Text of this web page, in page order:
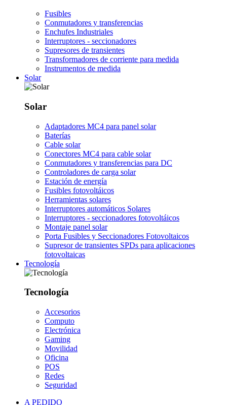
Fusibles
Conmutadores y transferencias
Enchufes Industriales
Interruptores - seccionadores
Supresores de transientes
Transformadores de corriente para medida
Instrumentos de medida
Solar
Solar
Adaptadores MC4 para panel solar
Baterías
Cable solar
Conectores MC4 para cable solar
Conmutadores y transferencias para DC
Controladores de carga solar
Estación de energía
Fusibles fotovoltáicos
Herramientas solares
Interruptores automáticos Solares
Interruptores - seccionadores fotovoltáicos
Montaje panel solar
Porta Fusibles y Seccionadores Fotovoltaicos
Supresor de transientes SPDs para aplicaciones
fotovoltaicas
Tecnología
Tecnología
Accesorios
Computo
Electrónica
Gaming
Movilidad
Oficina
POS
Redes
Seguridad
A PEDIDO